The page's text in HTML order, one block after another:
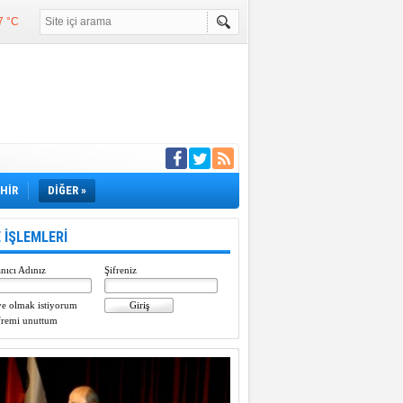
°C
girdi
DİĞER »
İŞLEMLERİ
Adınız Şifreniz
olmak istiyorum
unuttum